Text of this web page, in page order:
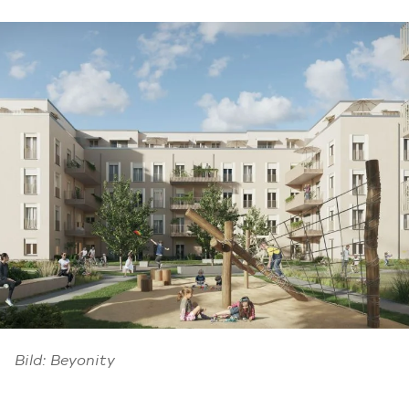
Ladestationen für E-Mobilität
Fahrradstellplätze im Innen-
und Außenbereich
Loading...
Bild: Beyonity